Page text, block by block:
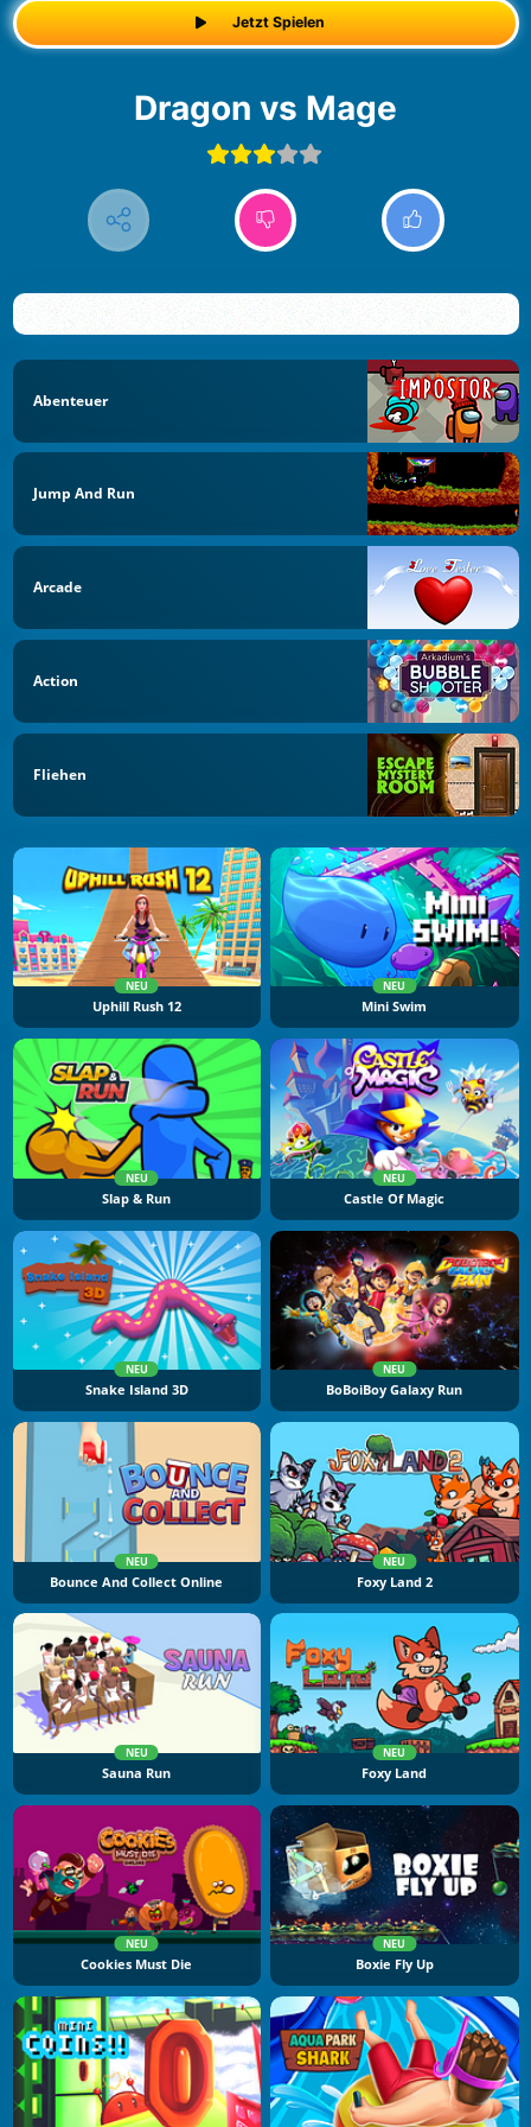
Jetzt Spielen
Dragon vs Mage
Abenteuer
Jump And Run
Arcade
Action
Fliehen
NEU
Uphill Rush 12
NEU
Mini Swim
NEU
Slap & Run
NEU
Castle Of Magic
NEU
Snake Island 3D
NEU
BoBoiBoy Galaxy Run
NEU
Bounce And Collect Online
NEU
Foxy Land 2
NEU
Sauna Run
NEU
Foxy Land
NEU
Cookies Must Die
NEU
Boxie Fly Up